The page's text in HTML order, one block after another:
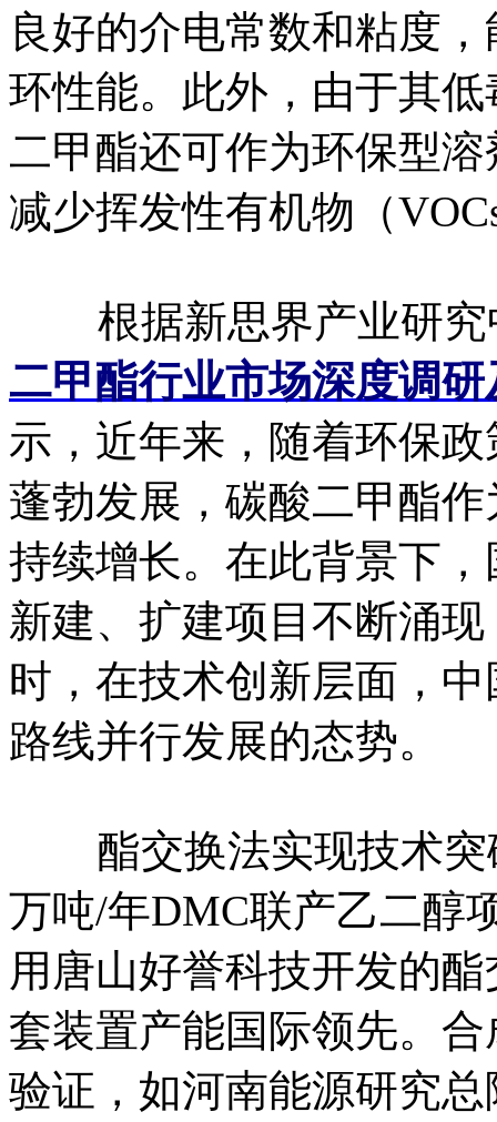
良好的介电常数和粘度
环性能。此外，由于其
二甲酯还可作为环保型
减少挥发性有机物（
根据新思界产业研究
二甲酯行业市场深度调
示，近年来，随着环保
蓬勃发展，碳酸二甲酯
持续增长。在此背景下
新建、扩建项目不断涌
时，在技术创新层面，
路线并行发展的态势。
酯交换法实现技术突
万吨/年DMC联产乙二醇
用唐山好誉科技开发的
套装置产能国际领先。
验证，如河南能源研究